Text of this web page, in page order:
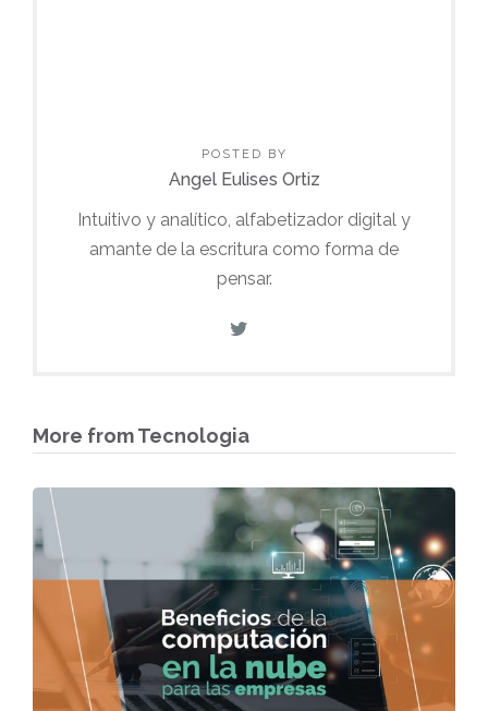
POSTED BY
Angel Eulises Ortiz
Intuitivo y analítico, alfabetizador digital y
amante de la escritura como forma de
pensar.
More from Tecnologia